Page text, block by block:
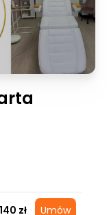
140 zł Umów